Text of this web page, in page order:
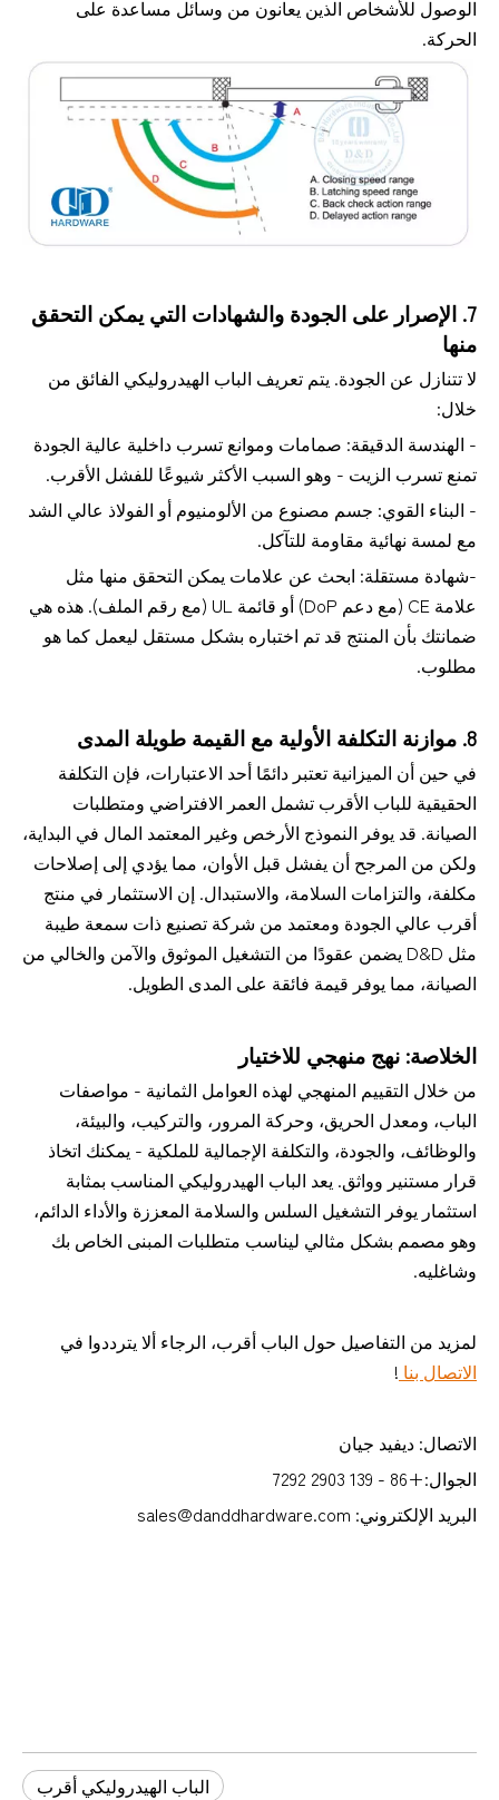
الوصول للأشخاص الذين يعانون من وسائل مساعدة على
الحركة.
7. الإصرار على الجودة والشهادات التي يمكن التحقق
منها
لا تتنازل عن الجودة. يتم تعريف الباب الهيدروليكي الفائق من
خلال:
- الهندسة الدقيقة: صمامات وموانع تسرب داخلية عالية الجودة
تمنع تسرب الزيت - وهو السبب الأكثر شيوعًا للفشل الأقرب.
- البناء القوي: جسم مصنوع من الألومنيوم أو الفولاذ عالي الشد
مع لمسة نهائية مقاومة للتآكل.
-شهادة مستقلة: ابحث عن علامات يمكن التحقق منها مثل
علامة CE (مع دعم DoP) أو قائمة UL (مع رقم الملف). هذه هي
ضمانتك بأن المنتج قد تم اختباره بشكل مستقل ليعمل كما هو
مطلوب.
8. موازنة التكلفة الأولية مع القيمة طويلة المدى
في حين أن الميزانية تعتبر دائمًا أحد الاعتبارات، فإن التكلفة
الحقيقية للباب الأقرب تشمل العمر الافتراضي ومتطلبات
الصيانة. قد يوفر النموذج الأرخص وغير المعتمد المال في البداية،
ولكن من المرجح أن يفشل قبل الأوان، مما يؤدي إلى إصلاحات
مكلفة، والتزامات السلامة، والاستبدال. إن الاستثمار في منتج
أقرب عالي الجودة ومعتمد من شركة تصنيع ذات سمعة طيبة
مثل D&D يضمن عقودًا من التشغيل الموثوق والآمن والخالي من
الصيانة، مما يوفر قيمة فائقة على المدى الطويل.
الخلاصة: نهج منهجي للاختيار
من خلال التقييم المنهجي لهذه العوامل الثمانية - مواصفات
الباب، ومعدل الحريق، وحركة المرور، والتركيب، والبيئة،
والوظائف، والجودة، والتكلفة الإجمالية للملكية - يمكنك اتخاذ
قرار مستنير وواثق. يعد الباب الهيدروليكي المناسب بمثابة
استثمار يوفر التشغيل السلس والسلامة المعززة والأداء الدائم،
وهو مصمم بشكل مثالي ليناسب متطلبات المبنى الخاص بك
وشاغليه.
لمزيد من التفاصيل حول الباب أقرب، الرجاء ألا يترددوا في
الاتصال بنا !
الاتصال: ديفيد جيان
الجوال:+86 - 139 2903 7292
البريد الإلكتروني: sales@danddhardware.com
الباب الهيدروليكي أقرب